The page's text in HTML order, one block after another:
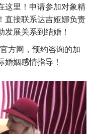
这里！申请参加对象精
直接联系达吉娅娜负责
展关系到结婚！
方网，预约咨询的加
姻感情指导！